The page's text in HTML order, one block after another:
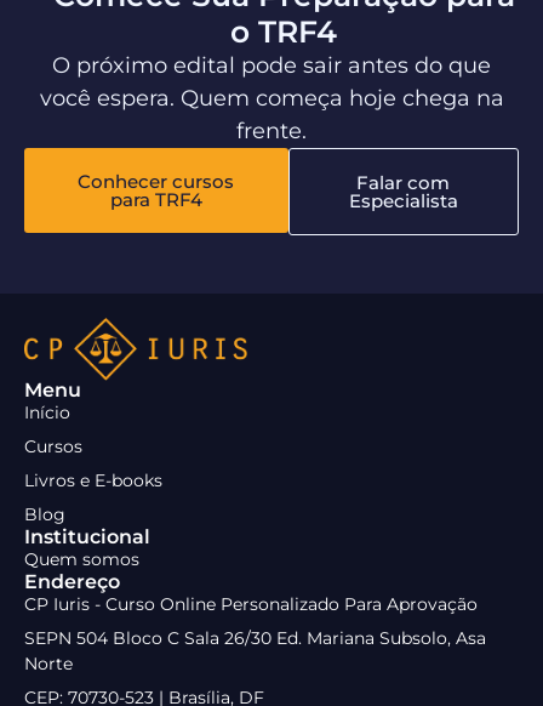
o TRF4
O próximo edital pode sair antes do que
você espera. Quem começa hoje chega na
frente.
Conhecer cursos
para TRF4
Falar com
Especialista
Menu
Início
Cursos
Livros e E-books
Blog
Institucional
Quem somos
Endereço
CP Iuris - Curso Online Personalizado Para Aprovação
SEPN 504 Bloco C Sala 26/30 Ed. Mariana Subsolo, Asa
Norte
CEP: 70730-523 | Brasília, DF